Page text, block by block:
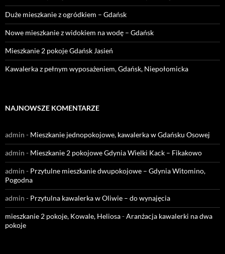
Duże mieszkanie z ogródkiem – Gdańsk
Nowe mieszkanie z widokiem na wodę – Gdańsk
Mieszkanie 2 pokoje Gdańsk Jasień
Kawalerka z pełnym wyposażeniem, Gdańsk, Niepołomicka
NAJNOWSZE KOMENTARZE
admin - Mieszkanie jednopokojowe, kawalerka w Gdańsku Osowej
admin - Mieszkanie 2 pokojowe Gdynia Wielki Kack – Fikakowo
admin - Przytulne mieszkanie dwupokojowe – Gdynia Witomino,
Pogodna
admin - Przytulna kawalerka w Oliwie – do wynajęcia
mieszkanie 2 pokoje, Kowale, Heliosa-Aranżacja kawalerki na dwa
pokoje